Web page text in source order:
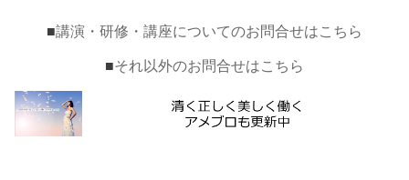
■講演・研修・講座についてのお問合せはこちら
■それ以外のお問合せはこちら